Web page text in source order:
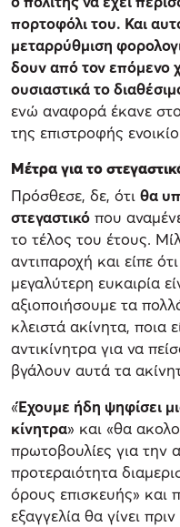
πορτοφόλι του. Και
μεταρρύθμιση
δουν από τον επόμενο
ουσιαστικά το
ενώ αναφορά έκανε
της επιστροφής
Μέτρα για το
Πρόσθεσε, δε, ότι θα
στεγαστικό που
το τέλος του έτους.
αντιπαροχή και είπε
μεγαλύτερη ευκαιρία
αξιοποιήσουμε τα
κλειστά ακίνητα, ποια
αντικίνητρα για να
βγάλουν αυτά τα
«Έχουμε ήδη ψηφίσει
κίνητρα» και «θα
πρωτοβουλίες για την
προτεραιότητα
όρους επισκευής» και
εξαγγελία θα γίνει